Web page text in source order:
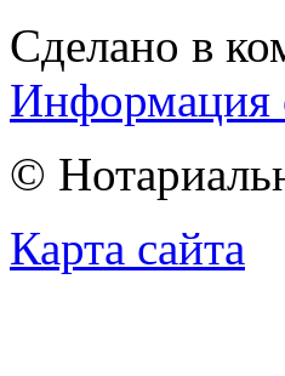
Сделано в
Информация
©
Карта сайта